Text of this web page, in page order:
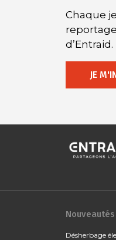
Chaque
d’Entraid.
JE
Nouveautés
Désherbage